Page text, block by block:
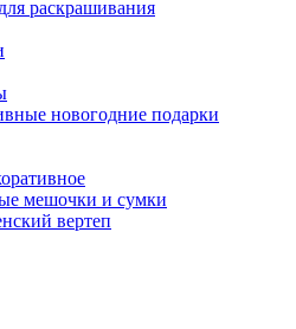
раскрашивания
новогодние подарки
мешочки и сумки
вертеп